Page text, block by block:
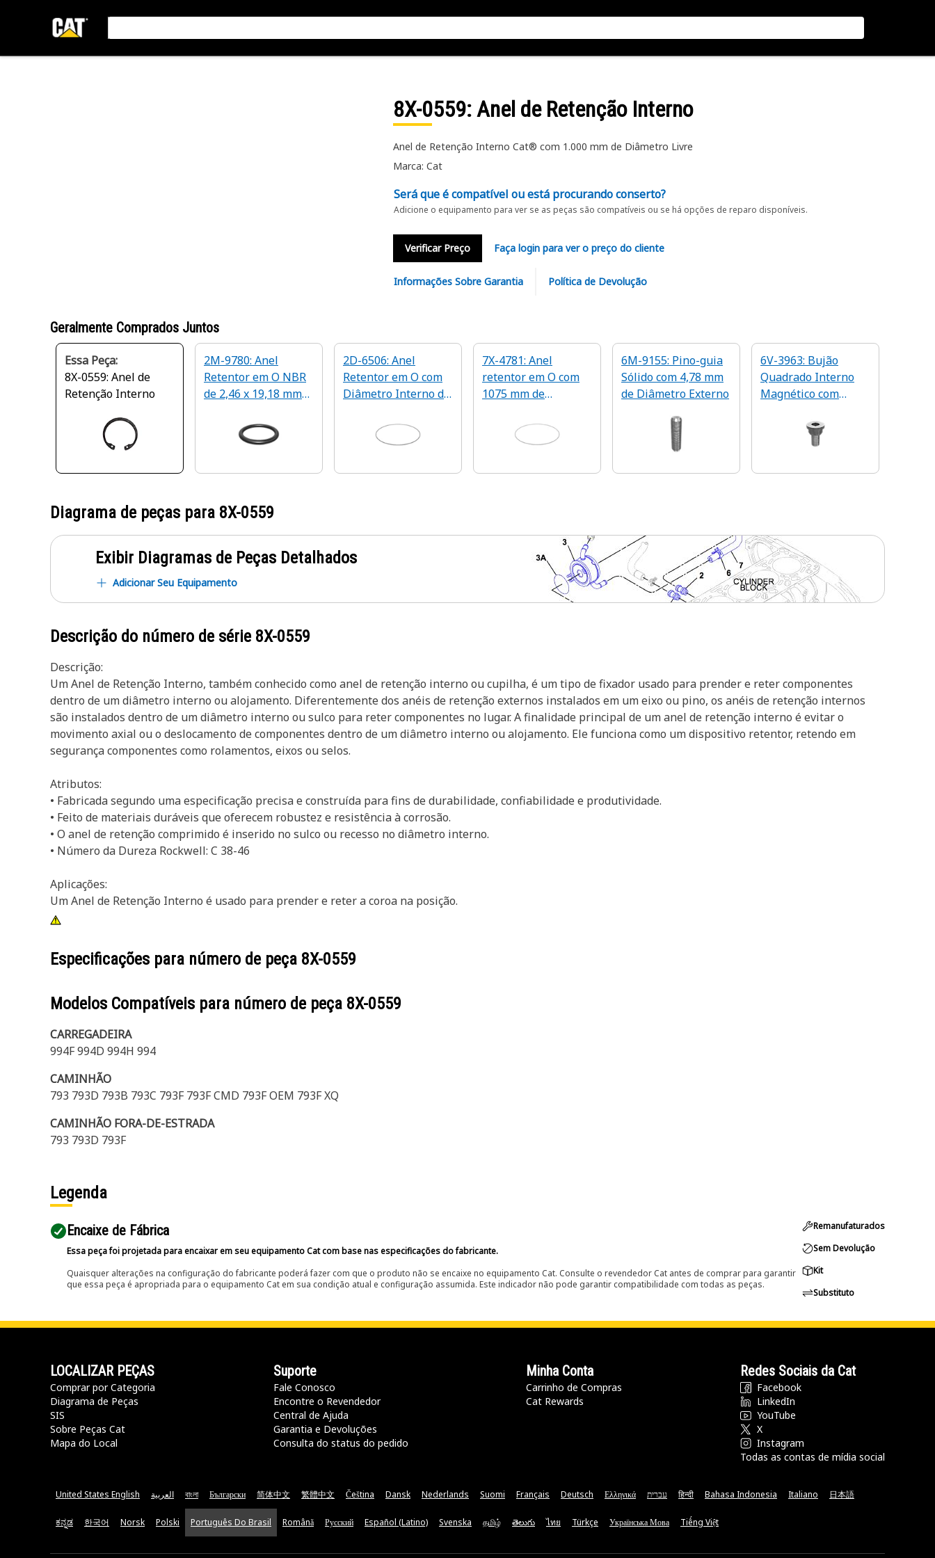
8X-0559: Anel de Retenção Interno
Anel de Retenção Interno Cat® com 1.000 mm de Diâmetro Livre
Marca: Cat
Será que é compatível ou está procurando conserto?
Adicione o equipamento para ver se as peças são compatíveis ou se há opções de reparo disponíveis.
Verificar Preço Faça login para ver o preço do cliente
Informações Sobre Garantia Política de Devolução
Geralmente Comprados Juntos
Essa Peça:
8X-0559: Anel de
Retenção Interno
2M-9780: Anel
Retentor em O NBR
de 2,46 x 19,18 mm
2D-6506: Anel
Retentor em O com
Diâmetro Interno de
7X-4781: Anel
retentor em O com
1075 mm de
6M-9155: Pino-guia
Sólido com 4,78 mm
de Diâmetro Externo
6V-3963: Bujão
Quadrado Interno
Magnético com
Diagrama de peças para 8X-0559
Exibir Diagramas de Peças Detalhados
Adicionar Seu Equipamento
Descrição do número de série 8X-0559
Descrição:
Um Anel de Retenção Interno, também conhecido como anel de retenção interno ou cupilha, é um tipo de fixador usado para prender e reter componentes
dentro de um diâmetro interno ou alojamento. Diferentemente dos anéis de retenção externos instalados em um eixo ou pino, os anéis de retenção internos
são instalados dentro de um diâmetro interno ou sulco para reter componentes no lugar. A finalidade principal de um anel de retenção interno é evitar o
movimento axial ou o deslocamento de componentes dentro de um diâmetro interno ou alojamento. Ele funciona como um dispositivo retentor, retendo em
segurança componentes como rolamentos, eixos ou selos.
Atributos:
• Fabricada segundo uma especificação precisa e construída para fins de durabilidade, confiabilidade e produtividade.
• Feito de materiais duráveis que oferecem robustez e resistência à corrosão.
• O anel de retenção comprimido é inserido no sulco ou recesso no diâmetro interno.
• Número da Dureza Rockwell: C 38-46
Aplicações:
Um Anel de Retenção Interno é usado para prender e reter a coroa na posição.
Especificações para número de peça 8X-0559
Modelos Compatíveis para número de peça 8X-0559
CARREGADEIRA
994F 994D 994H 994
CAMINHÃO
793 793D 793B 793C 793F 793F CMD 793F OEM 793F XQ
CAMINHÃO FORA-DE-ESTRADA
793 793D 793F
Legenda
Encaixe de Fábrica
Essa peça foi projetada para encaixar em seu equipamento Cat com base nas especificações do fabricante.
Quaisquer alterações na configuração do fabricante poderá fazer com que o produto não se encaixe no equipamento Cat. Consulte o revendedor Cat antes de comprar para garantir
que essa peça é apropriada para o equipamento Cat em sua condição atual e configuração assumida. Este indicador não pode garantir compatibilidade com todas as peças.
Remanufaturados
Sem Devolução
Kit
Substituto
LOCALIZAR PEÇAS
Comprar por Categoria
Diagrama de Peças
SIS
Sobre Peças Cat
Mapa do Local
Suporte
Fale Conosco
Encontre o Revendedor
Central de Ajuda
Garantia e Devoluções
Consulta do status do pedido
Minha Conta
Carrinho de Compras
Cat Rewards
Redes Sociais da Cat
Facebook
LinkedIn
YouTube
X
Instagram
Todas as contas de mídia social
United States English العربية বাংলা Български 简体中文 繁體中文 Čeština Dansk Nederlands Suomi Français Deutsch Ελληνικά עברית हिन्दी Bahasa Indonesia Italiano 日本語
ಕನ್ನಡ 한국어 Norsk Polski Português Do Brasil Română Русский Español (Latino) Svenska தமிழ் తెలుగు ไทย Türkçe Українська Мова Tiếng Việt